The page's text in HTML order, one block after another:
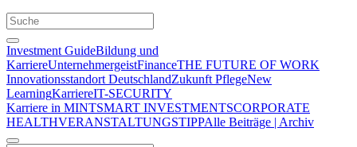
Investment GuideBildung und
KarriereUnternehmergeistFinanceTHE FUTURE OF WORK
Innovationsstandort DeutschlandZukunft PflegeNew
LearningKarriereIT-SECURITY
Karriere in MINTSMART INVESTMENTSCORPORATE
HEALTHVERANSTALTUNGSTIPPAlle Beiträge | Archiv